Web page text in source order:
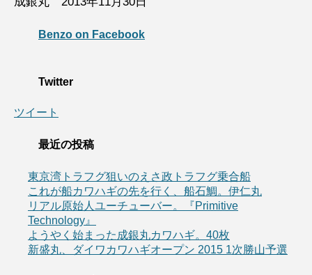
Benzo on Facebook
Twitter
ツイート
最近の投稿
東京湾トラフグ狙いのえさ政トラフグ乗合船
これが船カワハギの先を行く、船石鯛。伊仁丸
リアル原始人ユーチューバー。『Primitive
Technology』
ようやく始まった成銀丸カワハギ。40枚
新盛丸、ダイワカワハギオープン 2015 1次勝山予選